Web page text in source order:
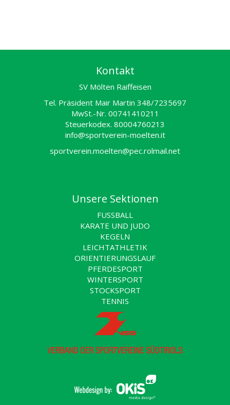
Kontakt
SV Mölten Raiffeisen
Tel. Präsident Mair Martin 348/7235697
MwSt.-Nr. 00741410211
Steuerkodex. 80004760213
info@sportverein-moelten.it
sportverein.moelten@pec.rolmail.net
Unsere Sektionen
FUSSBALL
KARATE UND JUDO
KEGELN
LEICHTATHLETIK
ORIENTIERUNGSLAUF
PFERDESPORT
WINTERSPORT
STOCKSPORT
TENNIS